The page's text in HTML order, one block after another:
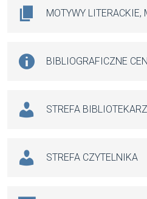
MOTYWY LITERACKIE,
BIBLIOGRAFICZNE
STREFA
STREFA CZYTELNIKA